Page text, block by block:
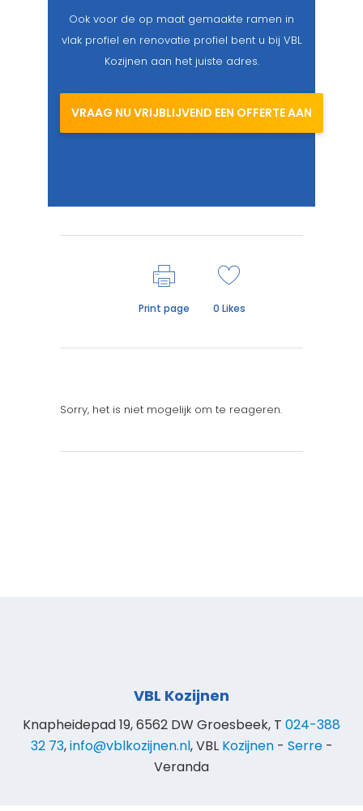
Ook voor de op maat gemaakte ramen in
vlak profiel en renovatie profiel bent u bij VBL
Kozijnen aan het juiste adres.
VRAAG NU VRIJBLIJVEND EEN OFFERTE AAN
Print page 0 Likes
Sorry, het is niet mogelijk om te reageren.
VBL Kozijnen
Knapheidepad 19, 6562 DW Groesbeek, T 024-388
32 73,info@vblkozijnen.nl, VBL Kozijnen- Serre-
Veranda